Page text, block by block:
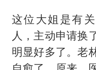
这位大姐是有
人，主动申请换
明显好多了。老